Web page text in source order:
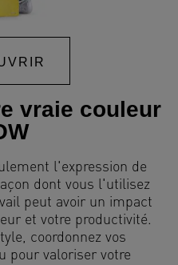
vraie couleur
l'expression de
dont vous l'utilisez
peut avoir un impact
et votre productivité.
coordonnez vos
pour valoriser votre